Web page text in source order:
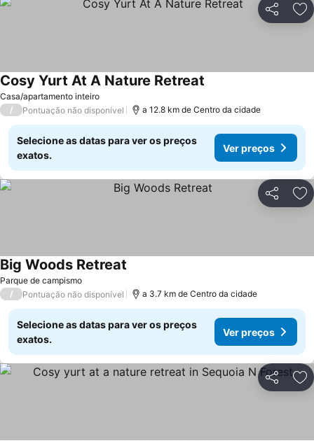
Partilhar
Casa/apartamento inteiro
Cosy Yurt At A Nature Retreat
/ Pontuação não disponível a 12.8 km de Centro da cidade
Selecione as datas para ver os preços
exatos.
Ver preços
Partilhar
Parque de campismo
Big Woods Retreat
/ Pontuação não disponível a 3.7 km de Centro da cidade
Selecione as datas para ver os preços
exatos.
Ver preços
Partilhar